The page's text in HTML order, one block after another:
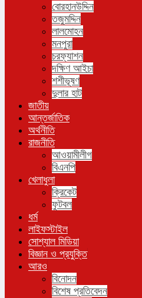
বোরহানউদ্দিন
তজুমদ্দিন
লালমোহন
মনপুরা
চরফ্যাশন
দক্ষিণ আইচা
শশীভূষণ
দুলার হাট
জাতীয়
আন্তর্জাতিক
অর্থনীতি
রাজনীতি
আওয়ামীলীগ
বিএনপি
খেলাধুলা
ক্রিকেট
ফুটবল
ধর্ম
লাইফস্টাইল
সোশ্যাল মিডিয়া
বিজ্ঞান ও প্রযুক্তি
আরও
বিনোদন
বিশেষ প্রতিবেদন